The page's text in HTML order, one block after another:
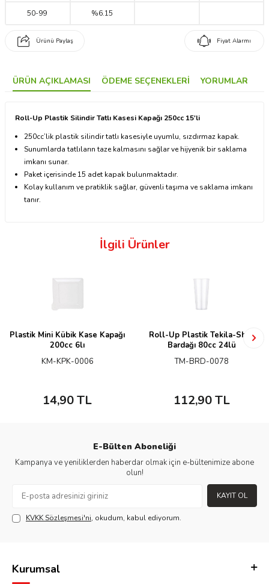
50-99 %6.15
Ürünü Paylaş Fiyat Alarmı
ÜRÜN AÇIKLAMASI ÖDEME SEÇENEKLERI YORUMLAR
Roll-Up Plastik Silindir Tatlı Kasesi Kapağı 250cc 15'li
250cc’lik plastik silindir tatlı kasesiyle uyumlu, sızdırmaz kapak.
Sunumlarda tatlıların taze kalmasını sağlar ve hijyenik bir saklama
imkanı sunar.
Paket içerisinde 15 adet kapak bulunmaktadır.
Kolay kullanım ve pratiklik sağlar, güvenli taşıma ve saklama imkanı
tanır.
İlgili Ürünler
Plastik Mini Kübik Kase Kapağı
200cc 6lı
KM-KPK-0006
14,90TL
Roll-Up Plastik Tekila-Shot
Bardağı 80cc 24lü
TM-BRD-0078
112,90TL
E-Bülten Aboneliği
Kampanya ve yeniliklerden haberdar olmak için e-bültenimize abone
olun!
KAYIT OL
KVKK Sözleşmesi'ni, okudum, kabul ediyorum.
Kurumsal